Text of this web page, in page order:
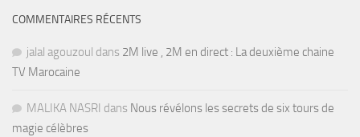
COMMENTAIRES RÉCENTS
jalal agouzoul dans 2M live , 2M en direct : La deuxième chaine
TV Marocaine
MALIKA NASRI dans Nous révélons les secrets de six tours de
magie célèbres